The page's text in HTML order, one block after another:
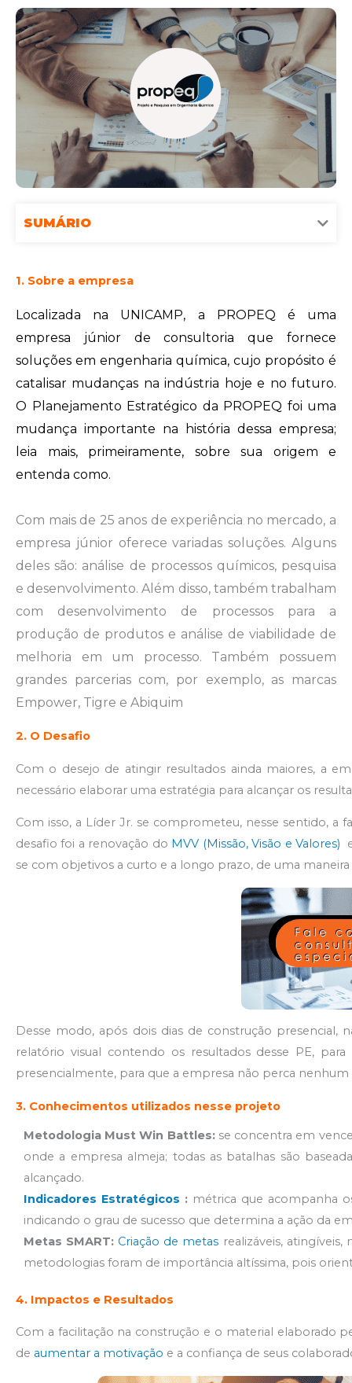
SUMÁRIO
1. Sobre a empresa
Localizada na UNICAMP, a PROPEQ é uma
empresa júnior de consultoria que fornece
soluções em engenharia química, cujo propósito é
catalisar mudanças na indústria hoje e no futuro.
O Planejamento Estratégico da PROPEQ foi uma
mudança importante na história dessa empresa;
leia mais, primeiramente, sobre sua origem e
entenda como.
Com mais de 25 anos de experiência no mercado, a
empresa júnior oferece variadas soluções. Alguns
deles são: análise de processos químicos, pesquisa
e desenvolvimento. Além disso, também trabalham
com desenvolvimento de processos para a
produção de produtos e análise de viabilidade de
melhoria em um processo. Também possuem
grandes parcerias com, por exemplo, as marcas
Empower, Tigre e Abiquim
2. O Desafio
Com o desejo de atingir resultados ainda maiores, a
necessário elaborar uma estratégia para alcançar os
Com isso, a Líder Jr. se comprometeu, nesse sentido, a
desafio foi a renovação do MVV (Missão, Visão e Valores)
se com objetivos a curto e a longo prazo, de uma
Desse modo, após dois dias de construção
relatório visual contendo os resultados desse PE,
presencialmente, para que a empresa não perca
3. Conhecimentos utilizados nesse projeto
Metodologia Must Win Battles: se concentra em
onde a empresa almeja; todas as batalhas são
alcançado.
Indicadores Estratégicos : métrica que acompanha
indicando o grau de sucesso que determina a ação da
Metas SMART: Criação de metas realizáveis,
metodologias foram de importância altíssima, pois
4. Impactos e Resultados
Com a facilitação na construção e o material elaborado
de aumentar a motivação e a confiança de seus